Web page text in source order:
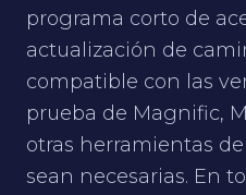
programa corto de
actualización de
compatible con las
prueba de Magnific,
otras herramientas
sean necesarias. En